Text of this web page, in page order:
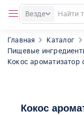
Везде
Главная Каталог
Пищевые
Кокос ароматизатор
Кокос